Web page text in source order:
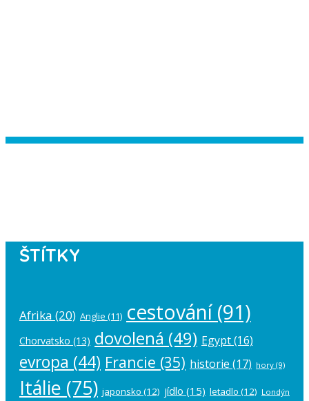
ŠTÍTKY
Afrika (20) Anglie (11) cestování(91)
Chorvatsko (13) dovolená (49) Egypt(16)
evropa (44) Francie (35) historie (17) hory (9)
Itálie (75) japonsko (12) jídlo (15) letadlo (12) Londýn